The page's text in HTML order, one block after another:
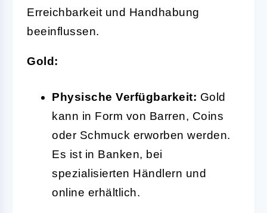
Erreichbarkeit und Handhabung
beeinflussen.
Gold:
Physische Verfügbarkeit: Gold
kann in Form von Barren, Coins
oder Schmuck erworben werden.
Es ist in Banken, bei
spezialisierten Händlern und
online erhältlich.